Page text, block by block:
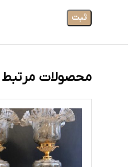
محصولات مرتبط